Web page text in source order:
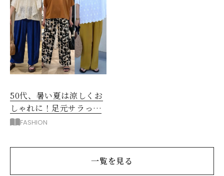
50代、暑い夏は涼しくお
しゃれに！足元サラっと
快適「優秀ワイドパン
FASHION
一覧を見る